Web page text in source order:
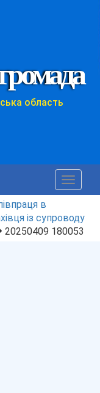
область
Toggle
в
із супроводу
20250409 180053